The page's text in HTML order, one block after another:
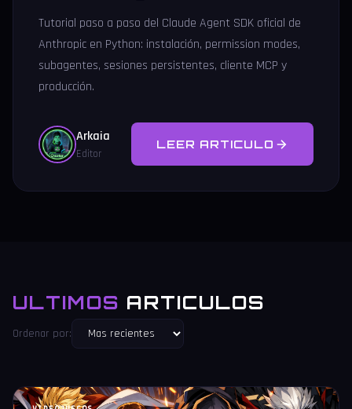
Tutorial paso a paso del Claude Agent SDK oficial de
Anthropic en Python: instalación, permission modes,
subagentes, sesiones persistentes, cliente MCP y
producción.
Arkaia
Editor
LEER ARTICULO
ULTIMOS ARTICULOS
Ordenar por: